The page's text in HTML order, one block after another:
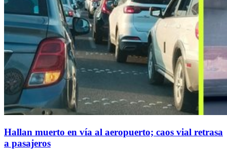
Hallan muerto en vía al aeropuerto; caos vial retrasa
a pasajeros